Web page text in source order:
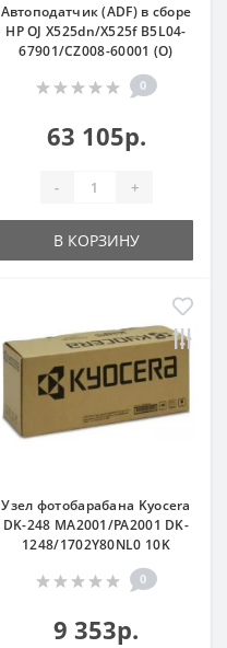
Автоподатчик (ADF) в сборе
HP OJ X525dn/X525f B5L04-
67901/CZ008-60001 (O)
0
63 105р.
- +
В КОРЗИНУ
Узел фотобарабана Kyocera
DK-248 MA2001/PA2001 DK-
1248/1702Y80NL0 10K
0
9 353р.